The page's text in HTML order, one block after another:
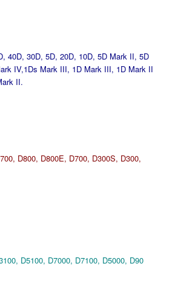
40D, 30D, 5D, 20D, 10D, 5D Mark II, 5D
IV,1Ds Mark III, 1D Mark III, 1D Mark II
II.
D800, D800E, D700, D300S, D300,
D5100, D7000, D7100, D5000, D90